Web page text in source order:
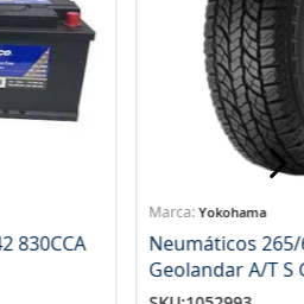
830CCA
Yokohama
Neumáticos 265/